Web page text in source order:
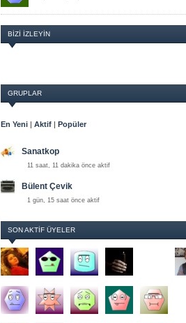
BIZI İZLEYIN
GRUPLAR
En Yeni | Aktif | Popüler
Sanatkop
11 saat, 11 dakika önce aktif
Bülent Çevik
1 gün, 15 saat önce aktif
SON AKTIF ÜYELER